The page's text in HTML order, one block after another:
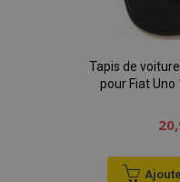
Tapis de
pour Fiat